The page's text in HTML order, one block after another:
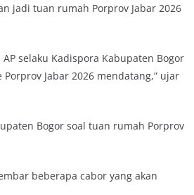
jadi tuan rumah Porprov Jabar 2026
selaku Kadispora Kabupaten Bogor
Jabar 2026 mendatang,” ujar
Bogor soal tuan rumah Porprov
beberapa cabor yang akan